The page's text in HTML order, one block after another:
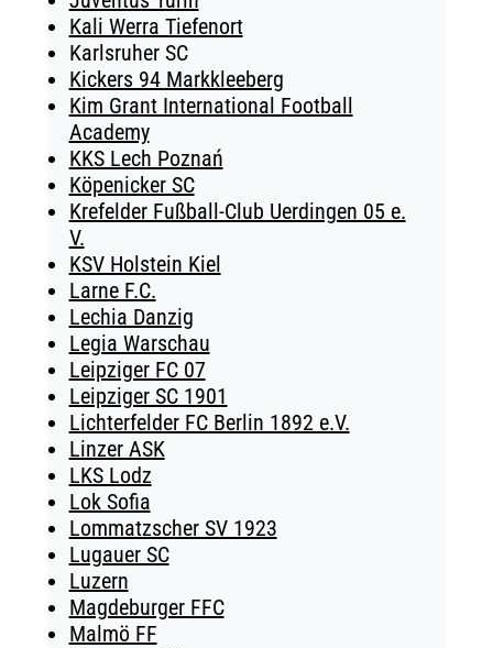
Kali Werra Tiefenort
Karlsruher SC
Kickers 94 Markkleeberg
Kim Grant International Football
Academy
KKS Lech Poznań
Köpenicker SC
Krefelder Fußball-Club Uerdingen 05 e.
V.
KSV Holstein Kiel
Larne F.C.
Lechia Danzig
Legia Warschau
Leipziger FC 07
Leipziger SC 1901
Lichterfelder FC Berlin 1892 e.V.
Linzer ASK
LKS Lodz
Lok Sofia
Lommatzscher SV 1923
Lugauer SC
Luzern
Magdeburger FFC
Malmö FF